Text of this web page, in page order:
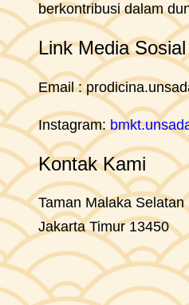
berkontribusi dalam
Link Media Sosial
Email :
Instagram:
Kontak Kami
Taman Malaka
Jakarta Timur 13450